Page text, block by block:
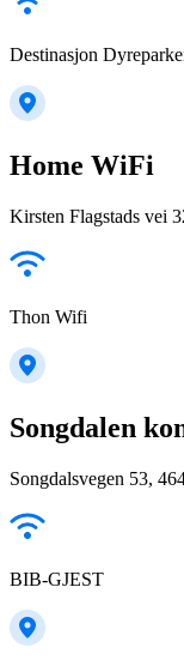
Destinasjon
Home WiFi
Kirsten Flagstads vei
Thon Wifi
Songdalen
Songdalsvegen 53,
BIB-GJEST